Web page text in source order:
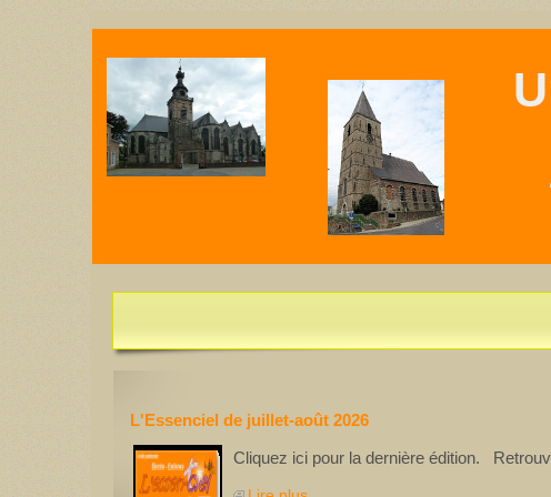
L'Essentiel de juillet-août 2026 est disponible
L'Essenciel de juillet-août 2026
Cliquez ici pour la dernière édition.